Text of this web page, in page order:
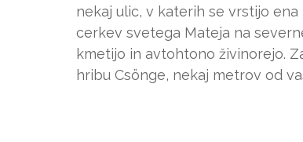
nekaj ulic, v katerih se vrstijo
cerkev svetega Mateja na
kmetijo in avtohtono živinorejo.
hribu Csönge, nekaj metrov od